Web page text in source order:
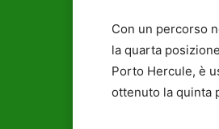
Con un percorso
la quarta
Porto Hercule, è
ottenuto la quinta